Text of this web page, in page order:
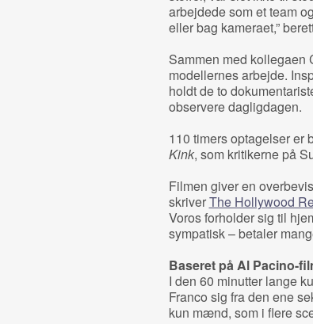
arbejdede som et team
eller bag kameraet,”
Sammen med kollegaen
modellernes arbejde.
holdt de to
observere dagligdagen.
110 timers optagelser er
Kink, som kritikerne på
Filmen giver en
skriverThe Hollywood
Voros forholder sig til
sympatisk – betaler
Baseret på Al Pacino-
I den 60 minutter lange
Franco sig fra den ene
kun mænd, som i flere